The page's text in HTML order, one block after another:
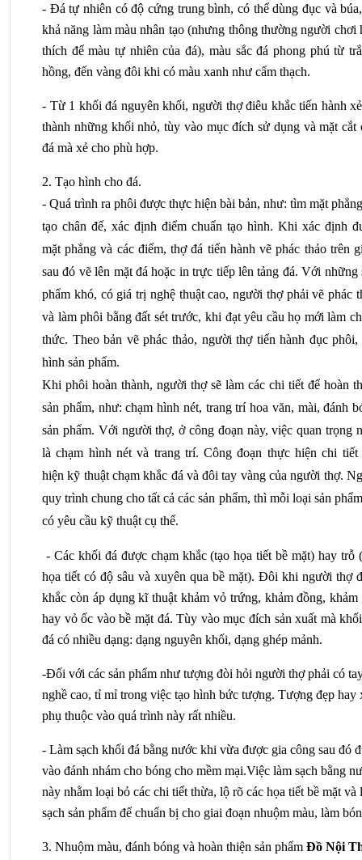
- Đá tự nhiên có độ cứng trung bình, có thể dùng đục và
khả năng làm màu nhân tạo (nhưng thông thường người chơi
thích để màu tự nhiên của đá), màu sắc đá phong phú từ
hồng, đến vàng đôi khi có màu xanh như cẩm thạch.
- Từ 1 khối đá nguyên khối, người thợ điêu khắc tiến hành
thành những khối nhỏ, tùy vào mục đích sử dụng và mặt cắt
đá mà xẻ cho phù hợp.
2. Tạo hình cho đá.
- Quá trình ra phôi được thực hiện bài bản, như: tìm mặt
tạo chân đế, xác định điểm chuẩn tạo hình. Khi xác định
mặt phẳng và các điểm, thợ đá tiến hành vẽ phác thảo trên
sau đó vẽ lên mặt đá hoặc in trực tiếp lên tảng đá. Với những
phẩm khó, có giá trị nghệ thuật cao, người thợ phải vẽ phác
và làm phôi bằng đất sét trước, khi đạt yêu cầu họ mới làm
thức. Theo bản vẽ phác thảo, người thợ tiến hành đục phôi,
hình sản phẩm.
Khi phôi hoàn thành, người thợ sẽ làm các chi tiết để hoàn
sản phẩm, như: chạm hình nét, trang trí hoa văn, mài, đánh
sản phẩm. Với người thợ, ở công đoạn này, việc quan trọng
là chạm hình nét và trang trí. Công đoạn thực hiện chi tiết
hiện kỹ thuật chạm khắc đá và đôi tay vàng của người thợ.
quy trình chung cho tất cả các sản phẩm, thì mỗi loại sản
có yêu cầu kỹ thuật cụ thể.
- Các khối đá được chạm khắc (tạo họa tiết bề mặt) hay trỗ
họa tiết có độ sâu và xuyên qua bề mặt). Đôi khi người thợ
khắc còn áp dụng kĩ thuật khảm vỏ trứng, khảm đồng, khảm
hay vỏ ốc vào bề mặt đá. Tùy vào mục đích sản xuất mà
đá có nhiều dạng: dạng nguyên khối, dạng ghép mảnh.
-Đối với các sản phẩm như tượng đòi hỏi người thợ phải có
nghề cao, tỉ mỉ trong việc tạo hình bức tượng. Tượng đẹp hay
phụ thuộc vào quá trình này rất nhiều.
- Làm sạch khối đá bằng nước khi vừa được gia công sau đó
vào đánh nhám cho bóng cho mềm mại.Việc làm sạch bằng
này nhằm loại bỏ các chi tiết thừa, lộ rõ các họa tiết bề mặt và
sạch sản phẩm để chuẩn bị cho giai đoạn nhuộm màu, làm
3. Nhuộm màu, đánh bóng và hoàn thiện sản phẩm Đồ Nội